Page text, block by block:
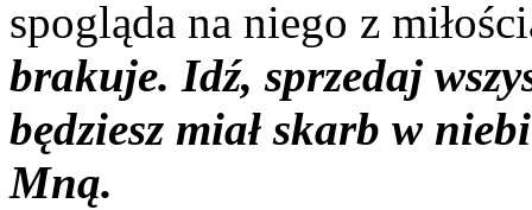
spogląda na niego z
brakuje. Idź, sprzedaj
będziesz miał skarb w
Mną.